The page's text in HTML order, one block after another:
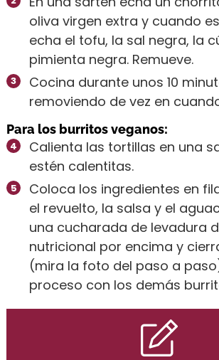
oliva virgen extra y cuando
echa el tofu, la sal negra, la
pimienta negra. Remueve.
Cocina durante unos 10
removiendo de vez en
Para los burritos veganos:
Calienta las tortillas en una
estén calentitas.
Coloca los ingredientes en
el revuelto, la salsa y el
una cucharada de levadura
nutricional por encima y
(mira la foto del paso a
proceso con los demás